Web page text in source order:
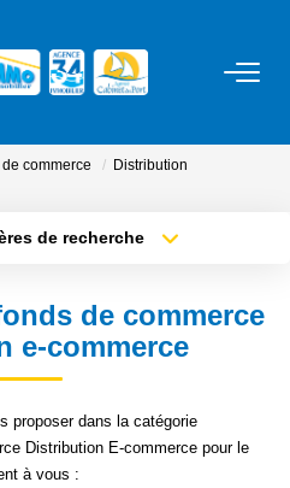
Syndic
/ Vacances
de commerce
Distribution
de recherche
de commerce
e-commerce
proposer dans la catégorie
Distribution E-commerce pour le
à vous :